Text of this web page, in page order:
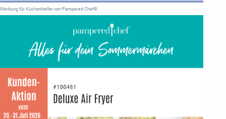
Werbung für Küchenhelfer von Pampered Chef®